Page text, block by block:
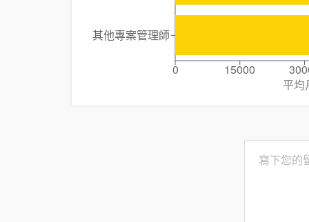
0 15000
平均
其他專案管理師